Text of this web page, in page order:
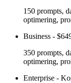
150 prompts,
optimering,
Business -
350 prompts,
optimering,
Enterprise -